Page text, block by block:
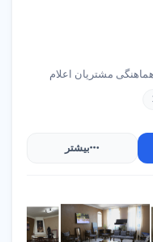
مشتریان اعلام
بیشتر